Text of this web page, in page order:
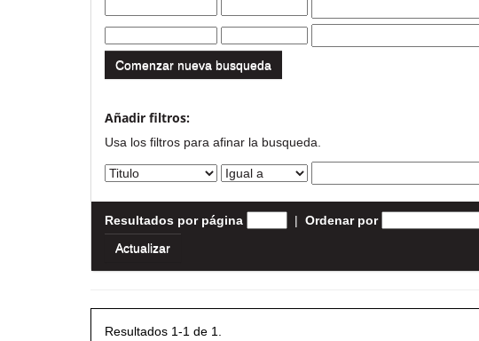
Comenzar nueva busqueda
Añadir filtros:
Usa los filtros para afinar la busqueda.
Resultados por página | Ordenar por
Resultados 1-1 de 1.